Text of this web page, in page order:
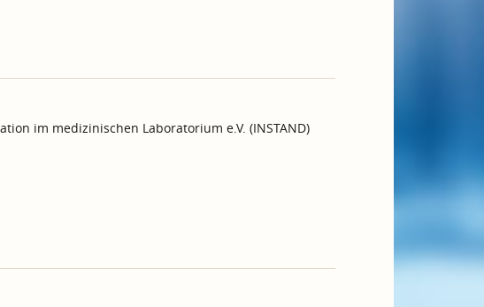
im medizinischen Laboratorium e.V. (INSTAND)